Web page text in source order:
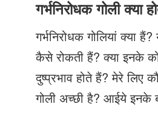
Just
संपर्क करें
गर्भनिरोधक गोली क्या
गर्भनिरोधक गोलियां क्या
कैसे रोकती हैं? क्या इनके
दुष्प्रभाव होते हैं? मेरे लिए
गोली अच्छी है? आईये इनके